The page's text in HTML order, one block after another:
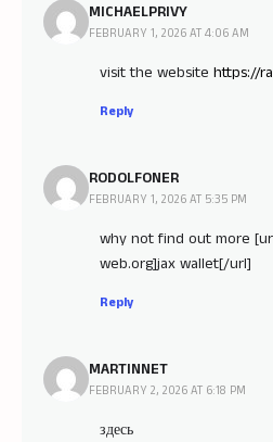
MICHAELPRIVY
FEBRUARY 1, 2026 AT 4:06 AM
visit the website https://
Reply
RODOLFONER
FEBRUARY 1, 2026 AT 5:35 PM
why not find out more
web.org]jax wallet[/url]
Reply
MARTINNET
FEBRUARY 2, 2026 AT 6:18 PM
здесь